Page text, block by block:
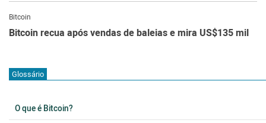
Bitcoin
Bitcoin recua após vendas de baleias e mira US$135 mil
Glossário
O que é Bitcoin?